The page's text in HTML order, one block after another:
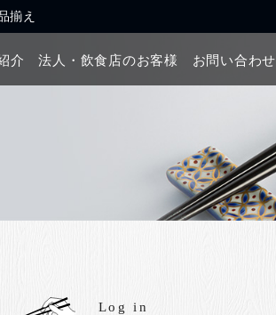
揃え
介 法人・飲食店のお客様 お問い合わせ
Log in